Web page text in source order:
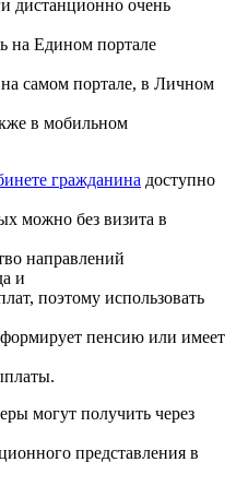
дистанционно очень
на Едином портале
самом портале, в Личном
в мобильном
гражданина доступно
можно без визита в
направлений
и
поэтому использовать
пенсию или имеет
могут получить через
представления в